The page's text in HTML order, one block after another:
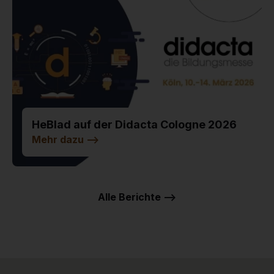
HeBlad auf der Didacta Cologne 2026
Mehr dazu -->
Alle Berichte -->